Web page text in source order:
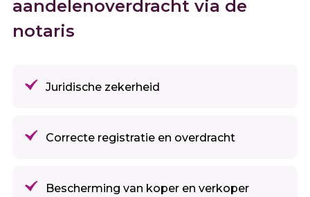
aandelenoverdracht via de
notaris
Juridische zekerheid
Correcte registratie en overdracht
Bescherming van koper en verkoper